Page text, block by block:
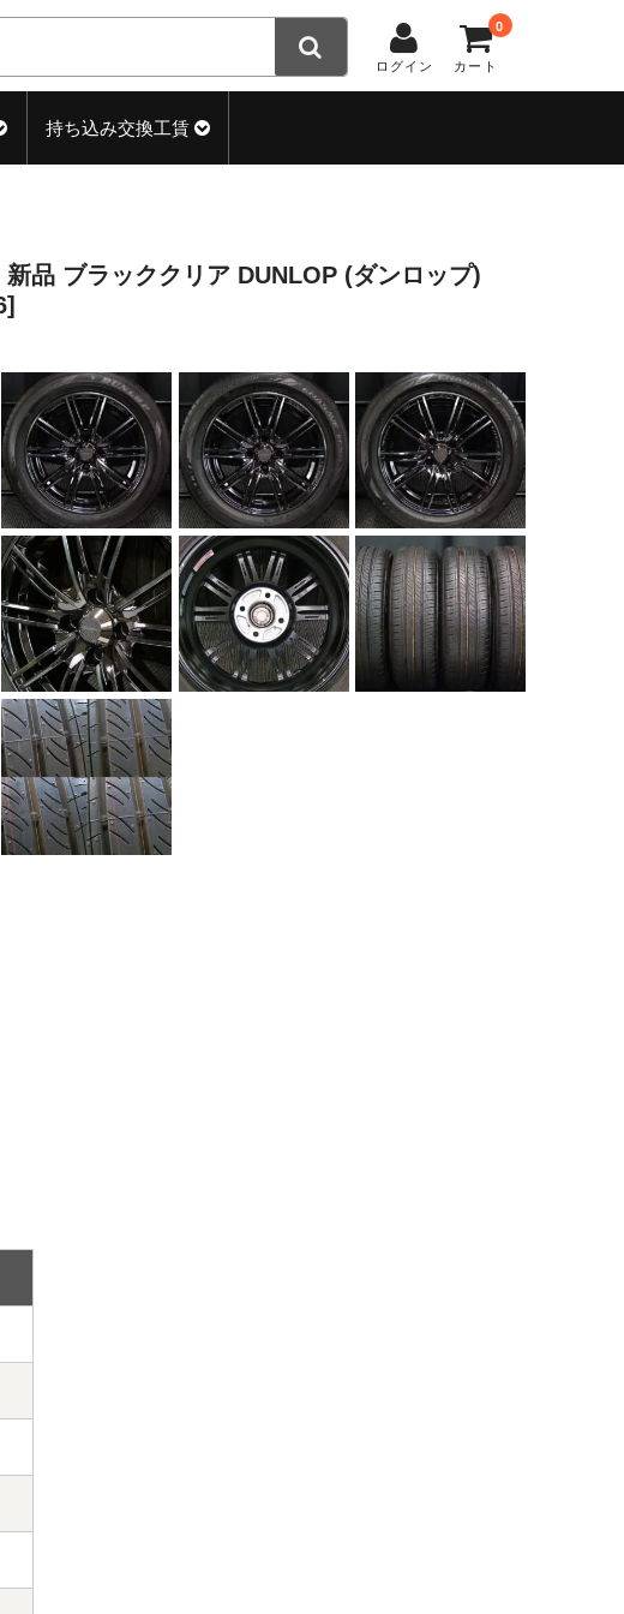
ログイン カート
0
持ち込み交換工賃
品 ブラッククリア DUNLOP (ダンロップ)